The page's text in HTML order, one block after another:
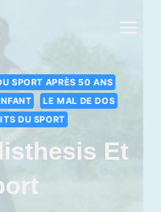
SPORT APRÈS 50 ANS
LE MAL DE DOS
DU SPORT
Et